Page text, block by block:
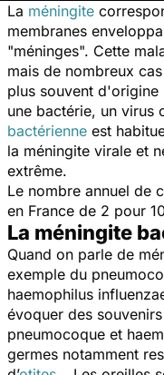
La méningite
membranes
"méninges". Cette
mais de nombreux
plus souvent d'origine
une bactérie, un virus
bactérienne est
la méningite virale et
extrême.
Le nombre annuel de
en France de 2 pour
La méningite
Quand on parle de
exemple du
haemophilus
évoquer des
pneumocoque et
germes notamment